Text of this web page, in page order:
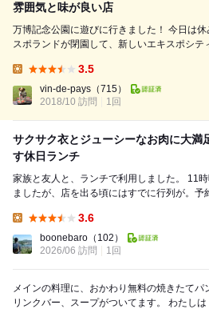
雰囲気と味が良い店
万博記念公園に遊びに行きました！ 今日は休み満喫。 知らない間にエキ
スポランドが閉園して、新しいエキスポシテ
娯楽に興味が無かったのか。。。 万博記念公園は相変わらず太陽の塔が
元気に聳え立っていますw平日というのに内
3.5
vin-de-pays （715）
2018/10 訪問
1回
サクサク衣とジューシーなお肉に大満
す休日ランチ
家族と友人と、ランチで利用しました。 11時頃に訪問した際は空いてい
ましたが、店を出る頃にはすでに行列が。予
3.6
boonebaro （102）
2026/06 訪問
1回
メインの料理に、おかわり無料の焼きたてパ
リンクバー、スープがついてます。 わたしは「北坂さくらたまごを使っ